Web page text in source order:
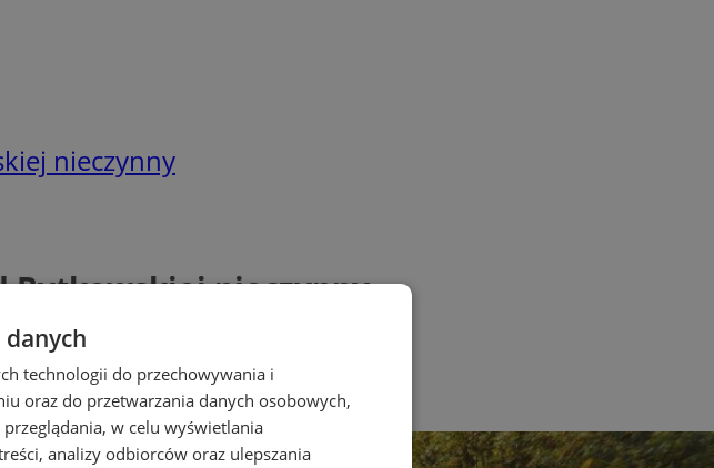
nieczynny
Bytkowskiej nieczynny
technologii do przechowywania i
oraz do przetwarzania danych osobowych,
w celu wyświetlania
analizy odbiorców oraz ulepszania